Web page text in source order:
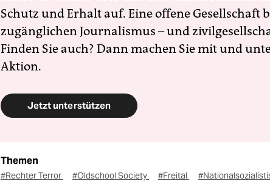
Schutz und Erhalt auf. Eine offene Gesellschaft
zugänglichen Journalismus – und
Finden Sie auch? Dann machen Sie mit und
Aktion.
Jetzt unterstützen
Themen
#Rechter Terror #Oldschool Society #Freital